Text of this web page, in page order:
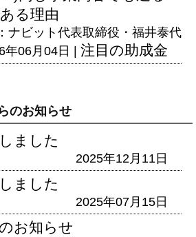
る理由
ナビット代表取締役・福井泰代
年06月04日 | 注目の助成金
のお知らせ
ました
2025年12月11日
ました
2025年07月15日
お知らせ